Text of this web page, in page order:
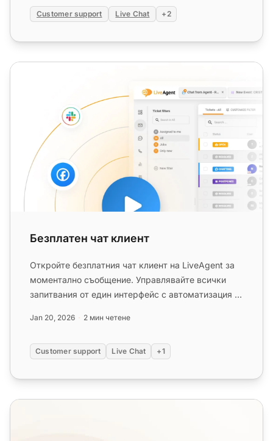
Customer support Live Chat +2
Безплатен чат клиент
Безплатен чат клиент
Откройте безплатния чат клиент на LiveAgent за
моментално съобщение. Управлявайте всички
запитвания от един интерфейс с автоматизация и
Jan 20, 2026 2 мин четене
Customer support Live Chat +1
Чат в реално време